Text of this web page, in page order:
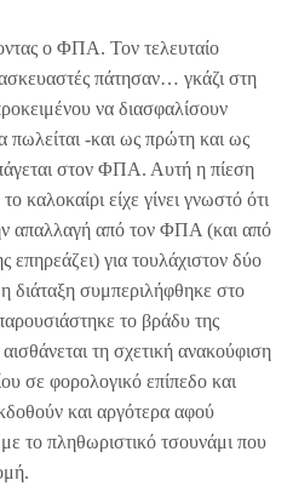
ο ΦΠΑ. Τον τελευταίο
πάτησαν… γκάζι στη
να διασφαλίσουν
πωλείται -και ως πρώτη και ως
στον ΦΠΑ. Αυτή η πίεση
καλοκαίρι είχε γίνει γνωστό ότι
απαλλαγή από τον ΦΠΑ (και από
επηρεάζει) για τουλάχιστον δύο
διάταξη συμπεριλήφθηκε στο
το βράδυ της
τη σχετική ανακούφιση
σε φορολογικό επίπεδο και
και αργότερα αφού
το πληθωριστικό τσουνάμι που